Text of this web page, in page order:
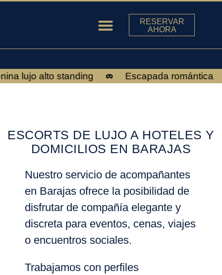
RESERVAR
AHORA
lujo alto standing Escapada romántica
ESCORTS DE LUJO A HOTELES Y
DOMICILIOS EN BARAJAS
Nuestro servicio de acompañantes
en Barajas ofrece la posibilidad de
disfrutar de compañía elegante y
discreta para eventos, cenas, viajes
o encuentros sociales.
Trabajamos con perfiles